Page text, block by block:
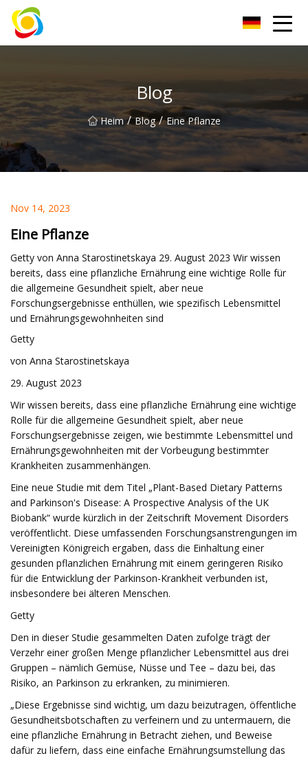
Blog
Heim / Blog / Eine Pflanze
Nov 14, 2023
Eine Pflanze
Getty von Anna Starostinetskaya 29. August 2023 Wir wissen
bereits, dass eine pflanzliche Ernährung eine wichtige Rolle für
die allgemeine Gesundheit spielt, aber neue
Forschungsergebnisse enthüllen, wie spezifisch Lebensmittel
und Ernährungsgewohnheiten sind
Getty
von Anna Starostinetskaya
29. August 2023
Wir wissen bereits, dass eine pflanzliche Ernährung eine wichtige
Rolle für die allgemeine Gesundheit spielt, aber neue
Forschungsergebnisse zeigen, wie bestimmte Lebensmittel und
Ernährungsgewohnheiten mit der Vorbeugung bestimmter
Krankheiten zusammenhängen.
Eine neue Studie mit dem Titel „Plant-Based Dietary Patterns
and Parkinson's Disease: A Prospective Analysis of the UK
Biobank“ wurde kürzlich in der Zeitschrift Movement Disorders
veröffentlicht. Diese umfassenden Forschungsanstrengungen im
Vereinigten Königreich ergaben, dass die Einhaltung einer
gesunden pflanzlichen Ernährung mit einem geringeren Risiko
für die Entwicklung der Parkinson-Krankheit verbunden ist,
insbesondere bei älteren Menschen.
Getty
Den in dieser Studie gesammelten Daten zufolge trägt der
Verzehr einer großen Menge pflanzlicher Lebensmittel aus drei
Gruppen – nämlich Gemüse, Nüsse und Tee – dazu bei, das
Risiko, an Parkinson zu erkranken, zu minimieren.
„Diese Ergebnisse sind wichtig, um dazu beizutragen, öffentliche
Gesundheitsbotschaften zu verfeinern und zu untermauern, die
eine pflanzliche Ernährung in Betracht ziehen, und Beweise
dafür zu liefern, dass eine einfache Ernährungsumstellung das